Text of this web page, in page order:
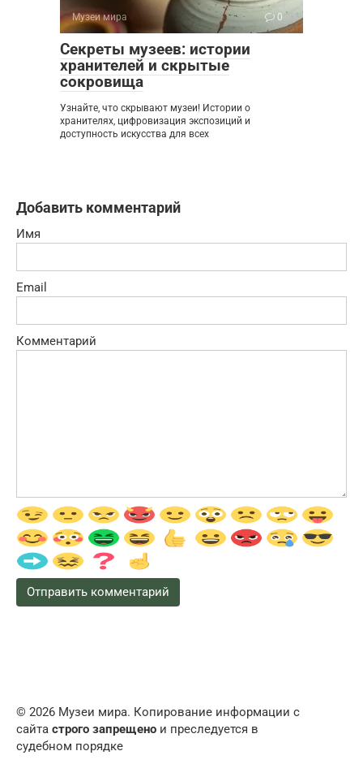
Музеи мира 0
Секреты музеев: истории
хранителей и скрытые
сокровища
Узнайте, что скрывают музеи! Истории о
хранителях, цифровизация экспозиций и
доступность искусства для всех
Добавить комментарий
Имя
Email
Комментарий
© 2026 Музеи мира. Копирование информации с
сайта строго запрещено и преследуется в
судебном порядке